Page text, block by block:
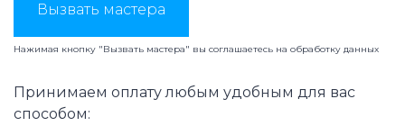
Вызвать мастера
Нажимая кнопку "Вызвать мастера" вы соглашаетесь на обработку данных
Принимаем оплату любым удобным для вас
способом: